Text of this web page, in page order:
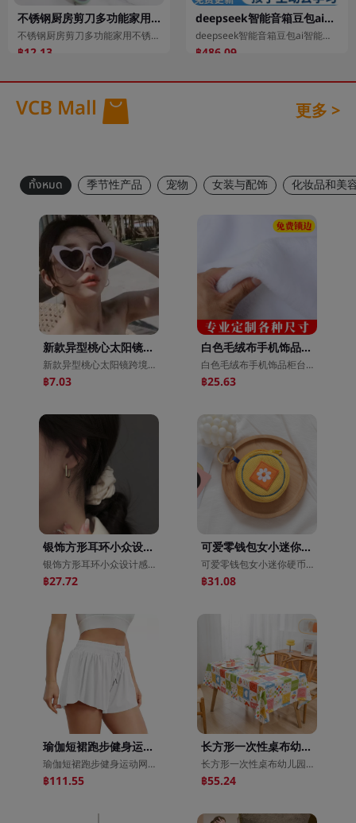
不锈钢厨房剪刀多功能家用不锈钢剪刀鸡骨剪核桃夹剪
不锈钢厨房剪刀多功能家用不锈钢剪刀鸡骨剪核桃夹剪
฿12.13
deepseek智能音箱豆包ai智能音响ai大模型豆包聊天机器人蓝牙音响
deepseek智能音箱豆包ai智能音响ai大模型豆包聊天机器人蓝牙音响
฿486.09
VCB Mall 更多 >
ทั้งหมด 季节性产品 宠物 女装与配饰 化妆品和美
新款异型桃心太阳镜跨境欧美派对爱心眼镜网红街拍时尚女士墨镜
新款异型桃心太阳镜跨境欧美派对爱心眼镜网红街拍时尚女士墨镜
฿7.03
白色毛绒布手机饰品柜台珠宝展示柜桌布垫布绒毛地摊布拍照背景布
白色毛绒布手机饰品柜台珠宝展示柜桌布垫布绒毛地摊布拍照背景布
฿25.63
银饰方形耳环小众设计感气质高级大气女纯银耳圈2021年新款潮耳饰
银饰方形耳环小众设计感气质高级大气女纯银耳圈2021年新款潮耳饰
฿27.72
可爱零钱包女小迷你硬币包刺绣小挂饰品包韩国ins手拿包日系挂包
可爱零钱包女小迷你硬币包刺绣小挂饰品包韩国ins手拿包日系挂包
฿31.08
瑜伽短裙跑步健身运动网球裙跑步短裤女跨境夏季速干防走光瑜伽裙
瑜伽短裙跑步健身运动网球裙跑步短裤女跨境夏季速干防走光瑜伽裙
฿111.55
长方形一次性桌布幼儿园节日派对圣诞节塑料餐布饭店秋游圆桌
长方形一次性桌布幼儿园节日派对圣诞节塑料餐布饭店秋游圆桌
฿55.24